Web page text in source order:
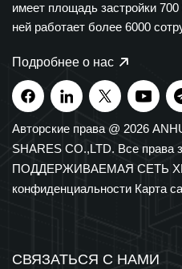
имеет площадь застройки
ней работает более 6000
множество отраслей. Группа
специализируется на
измерительных приборов,
медицинской и
интеллектуального
кабельных лотков. Наша
и новых источниках энергии.
производственных
Подробнее о нас
Авторские права @ 2026
SHARES CO.,LTD. Все права
ПОДДЕРЖИВАЕМАЯ СЕТЬ
конфиденциальности Карта
СВЯЗАТЬСЯ С НАМИ